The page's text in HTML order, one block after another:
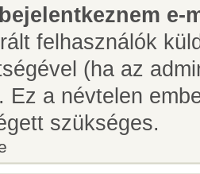
e-
felhasználók
(ha az
Ez a névtelen
szükséges.